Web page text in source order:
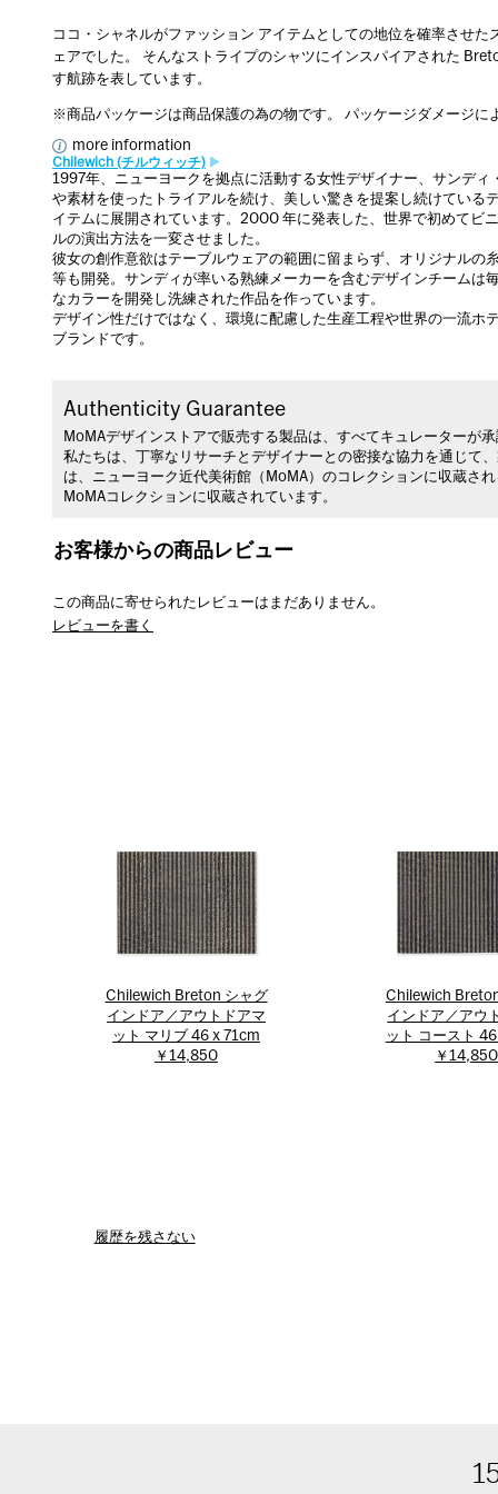
ココ・シャネルがファッション アイテムとしての地位を確率させ
ェアでした。 そんなストライプのシャツにインスパイアされた
す航跡を表しています。
※商品パッケージは商品保護の為の物です。 パッケージダメージに
more information
Chilewich (チルウィッチ)
1997年、ニューヨークを拠点に活動する女性デザイナー、サンデ
や素材を使ったトライアルを続け、美しい驚きを提案し続けてい
イテムに展開されています。2000 年に発表した、世界で初めてビ
ルの演出方法を一変させました。
彼女の創作意欲はテーブルウェアの範囲に留まらず、オリジナル
等も開発。サンディが率いる熟練メーカーを含むデザインチーム
なカラーを開発し洗練された作品を作っています。
デザイン性だけではなく、環境に配慮した生産工程や世界の一流
ブランドです。
Authenticity Guarantee
MoMAデザインストアで販売する製品は、すべてキュレーターが
私たちは、丁寧なリサーチとデザイナーとの密接な協力を通じて
は、ニューヨーク近代美術館（MoMA）のコレクションに収蔵さ
MoMAコレクションに収蔵されています。
お客様からの商品レビュー
この商品に寄せられたレビューはまだありません。
レビューを書く
Chilewich Breton シャグ
インドア／アウトドアマ
ット マリブ 46 x 71cm
￥14,850
Chilewich
インドア／アウ
ット コースト
￥14,850
履歴を残さない